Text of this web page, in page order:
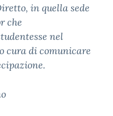
in quella sede
che
nel
cura di comunicare